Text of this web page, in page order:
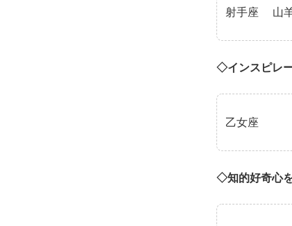
射手座 山
◇インスピレ
乙女座
◇知的好奇心